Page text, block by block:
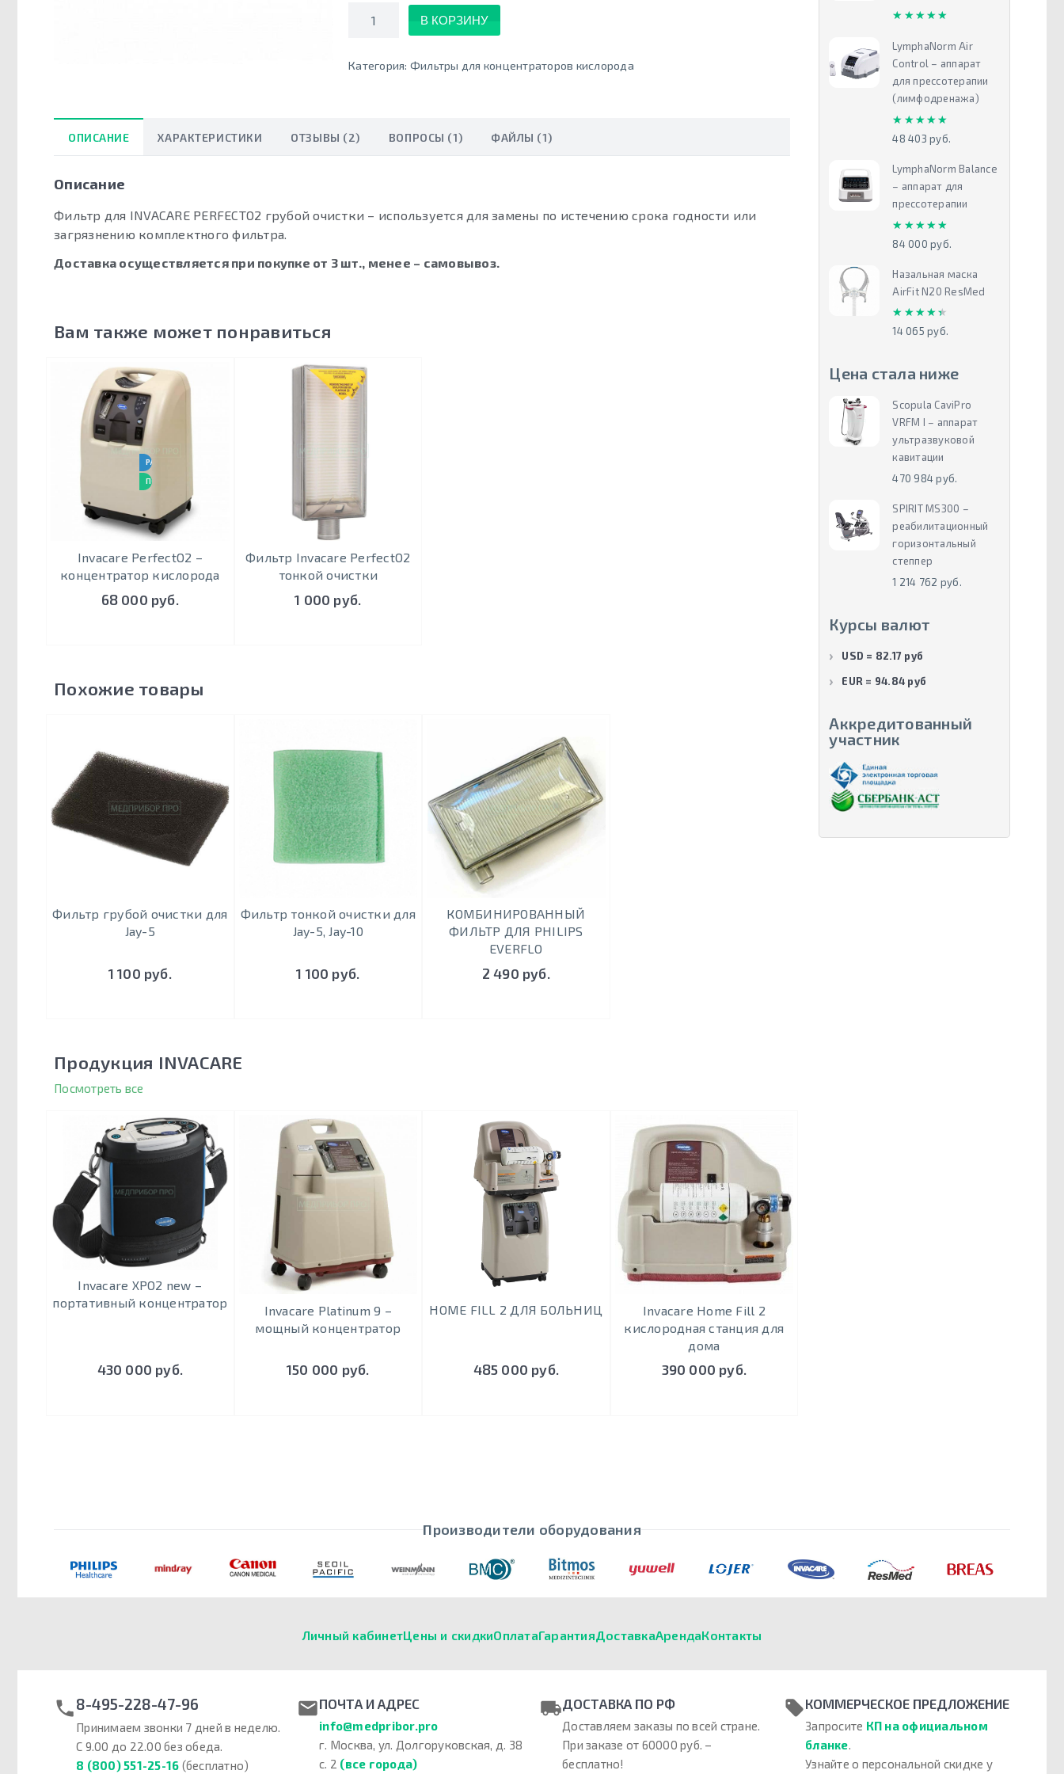
Количество
В КОРЗИНУ
Категория: Фильтры для концентраторов кислорода
ОПИСАНИЕ ХАРАКТЕРИСТИКИ ОТЗЫВЫ (2) ВОПРОСЫ (1) ФАЙЛЫ (1)
Описание
Фильтр для INVACARE PERFECTO2 грубой очистки – используется для замены по истечению срока годности или
загрязнению комплектного фильтра.
Доставка осуществляется при покупке от 3 шт., менее – самовывоз.
Вам также может понравиться
РАБОТАЕТ 24 / 7
ПОДХОДИТ ДЛЯ ИВЛ
Invacare PerfectO2 –
концентратор кислорода
68 000 руб.
Фильтр Invacare PerfectO2
тонкой очистки
1 000 руб.
Похожие товары
Фильтр грубой очистки для
Jay-5
1 100 руб.
Фильтр тонкой очистки для
Jay-5, Jay-10
1 100 руб.
КОМБИНИРОВАННЫЙ
ФИЛЬТР ДЛЯ PHILIPS
EVERFLO
2 490 руб.
Продукция INVACARE
Посмотреть все
Invacare XPO2 new –
портативный концентратор
430 000 руб.
Invacare Platinum 9 –
мощный концентратор
150 000 руб.
HOME FILL 2 ДЛЯ БОЛЬНИЦ
485 000 руб.
Invacare Home Fill 2
кислородная станция для
дома
390 000 руб.
★★★★★
★★★★★
LymphaNorm Air
Control – аппарат
для прессотерапии
(лимфодренажа)
★★★★★
★★★★★
48 403 руб.
LymphaNorm Balance
– аппарат для
прессотерапии
★★★★★
★★★★★
84 000 руб.
Назальная маска
AirFit N20 ResMed
★★★★★
★★★★★
14 065 руб.
Цена стала ниже
Scopula CaviPro
VRFM I – аппарат
ультразвуковой
кавитации
470 984 руб.
SPIRIT MS300 –
реабилитационный
горизонтальный
степпер
1 214 762 руб.
Курсы валют
USD = 82.17 руб
EUR = 94.84 руб
Аккредитованный
участник
Производители оборудования
Личный кабинетЦены и скидкиОплатаГарантияДоставкаАрендаКонтакты
8-495-228-47-96
Принимаем звонки 7 дней в неделю.
С 9.00 до 22.00 без обеда.
8 (800) 551-25-16 (бесплатно)
ПОЧТА И АДРЕС
info@medpribor.pro
г. Москва, ул. Долгоруковская, д. 38
с. 2 (все города)
ДОСТАВКА ПО РФ
Доставляем заказы по всей стране.
При заказе от 60000 руб. –
бесплатно!
КОММЕРЧЕСКОЕ ПРЕДЛОЖЕНИЕ
Запросите КП на официальном
бланке
Узнайте о персональной скидке у